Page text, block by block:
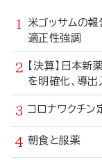
米ゴッサムの
適正性強調
【決算】日本
を明確化、導出
コロナワクチ
朝食と服薬